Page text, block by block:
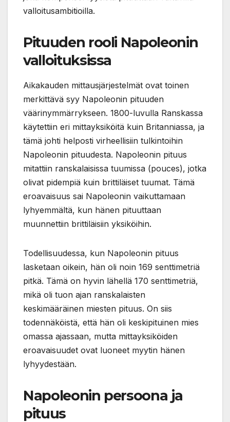
valloitusambitioilla.
Pituuden rooli Napoleonin
valloituksissa
Aikakauden mittausjärjestelmät ovat toinen
merkittävä syy Napoleonin pituuden
väärinymmärrykseen. 1800-luvulla Ranskassa
käytettiin eri mittayksiköitä kuin Britanniassa, ja
tämä johti helposti virheellisiin tulkintoihin
Napoleonin pituudesta. Napoleonin pituus
mitattiin ranskalaisissa tuumissa (pouces), jotka
olivat pidempiä kuin brittiläiset tuumat. Tämä
eroavaisuus sai Napoleonin vaikuttamaan
lyhyemmältä, kun hänen pituuttaan
muunnettiin brittiläisiin yksiköihin.
Todellisuudessa, kun Napoleonin pituus
lasketaan oikein, hän oli noin 169 senttimetriä
pitkä. Tämä on hyvin lähellä 170 senttimetriä,
mikä oli tuon ajan ranskalaisten
keskimääräinen miesten pituus. On siis
todennäköistä, että hän oli keskipituinen mies
omassa ajassaan, mutta mittayksiköiden
eroavaisuudet ovat luoneet myytin hänen
lyhyydestään.
Napoleonin persoona ja
pituus